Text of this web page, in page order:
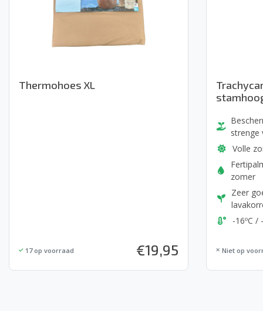
Thermohoes XL
17op voorraad €19,95
strenge
Volle
zomer
Zeer
-16ºC /
Niet op